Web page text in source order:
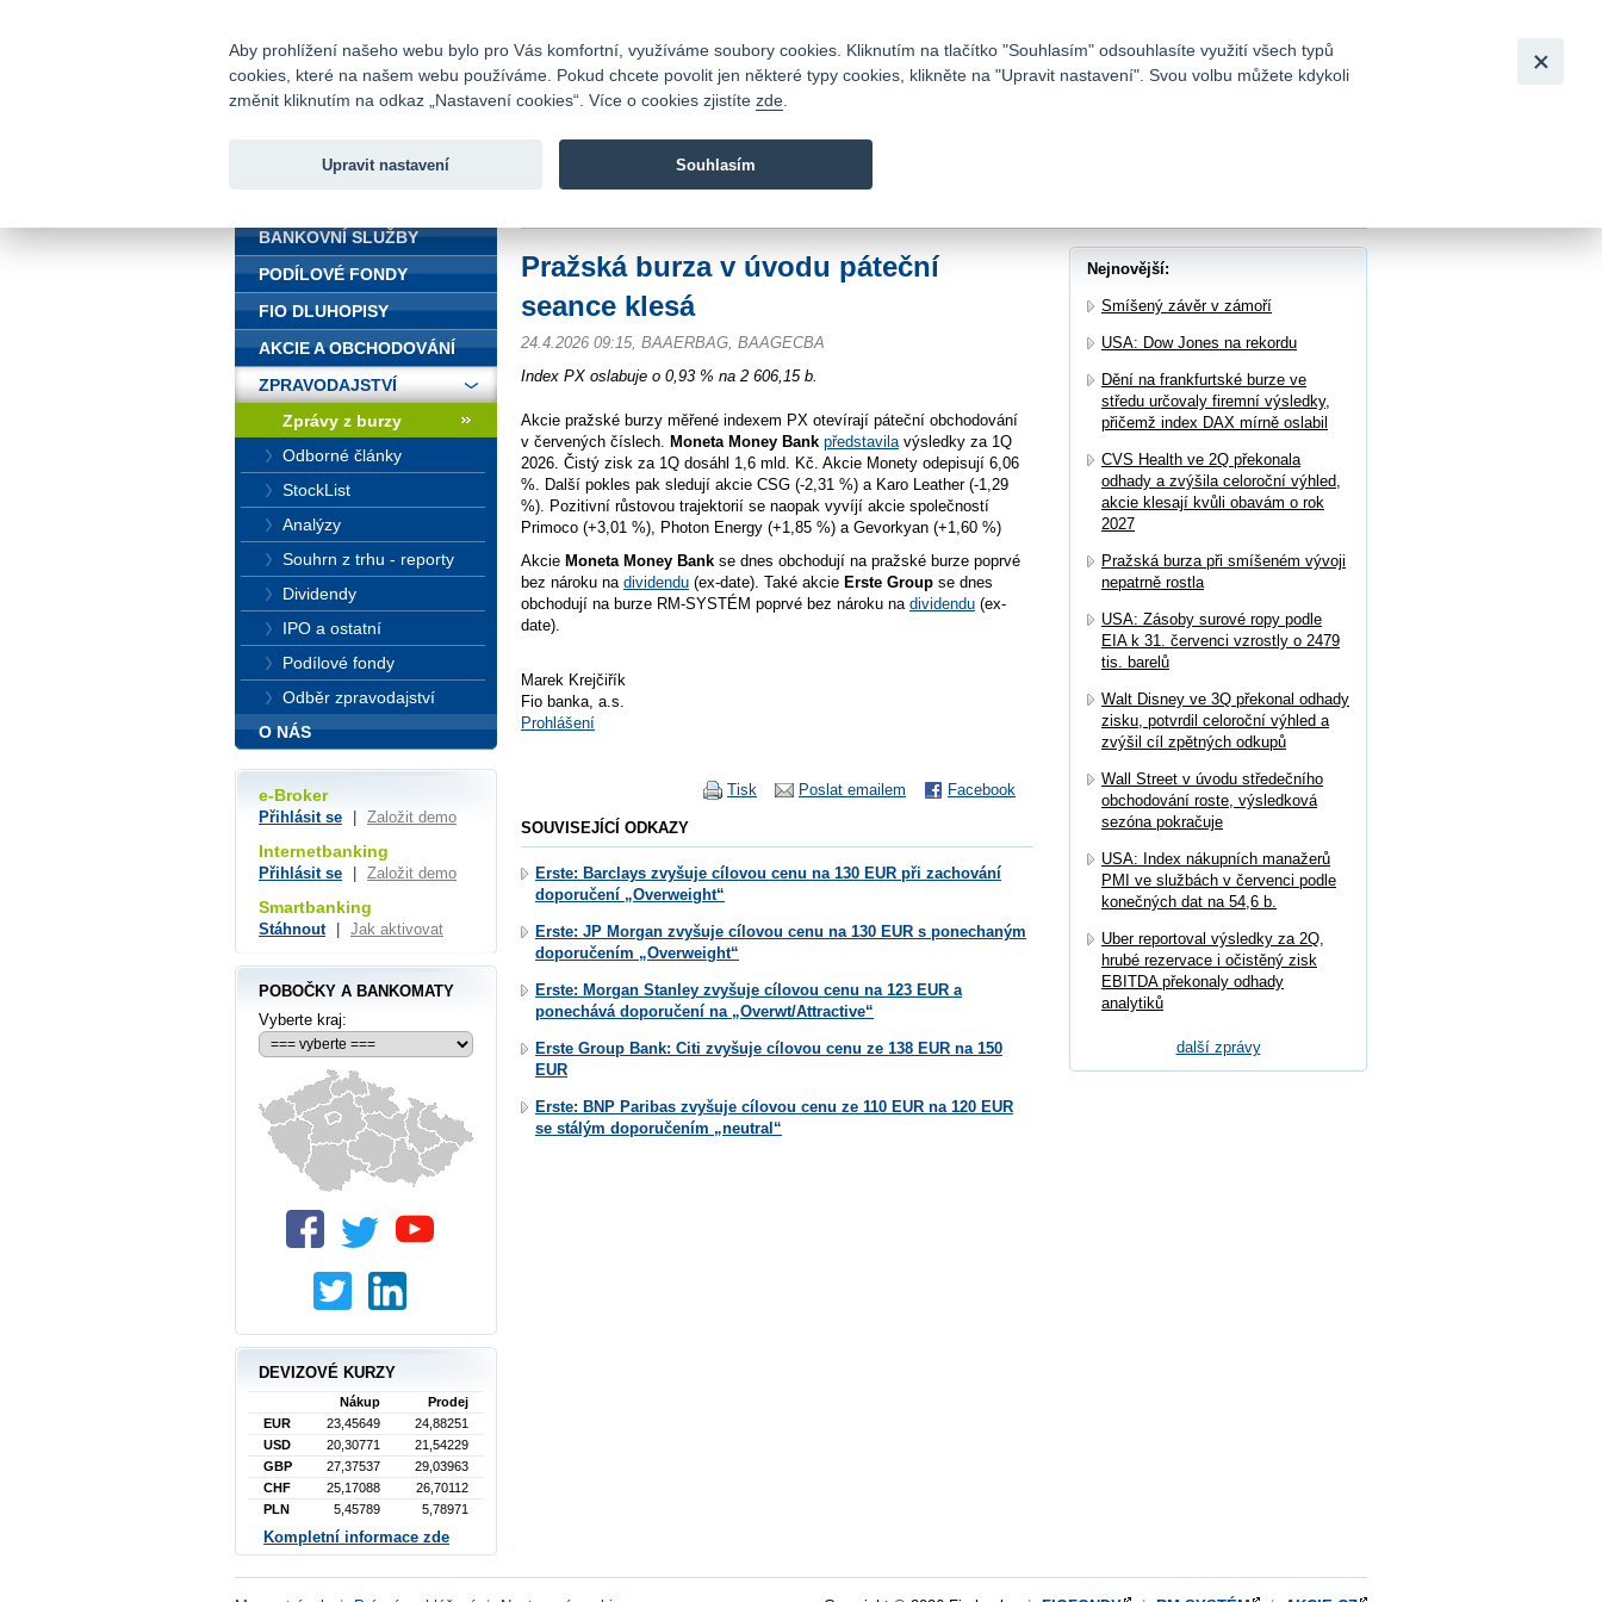
Fio banka
Fio banka je moderní česká banka. Poskytuje účty bez poplatků a
Pražská burza v úvodu páteční
seance klesá
24.4.2026 09:15, BAAERBAG, BAAGECBA
Index PX oslabuje o 0,93 % na 2 606,15 b.
Akcie pražské burzy měřené indexem PX otevírají páteční obchodování
v červených číslech. Moneta Money Bank představilavýsledky za 1Q
2026. Čistý zisk za 1Q dosáhl 1,6 mld. Kč. Akcie Monety odepisují 6,06
%. Další pokles pak sledují akcie CSG (-2,31 %) a Karo Leather (-1,29
%). Pozitivní růstovou trajektorií se naopak vyvíjí akcie společností
Primoco (+3,01 %), Photon Energy (+1,85 %) a Gevorkyan (+1,60 %)
Akcie Moneta Money Bank se dnes obchodují na pražské burze poprvé
bez nároku na dividendu (ex-date). Také akcie Erste Group se dnes
obchodují na burze RM-SYSTÉM poprvé bez nároku na dividendu (ex-
date).
Marek Krejčiřík
Fio banka, a.s.
Prohlášení
Facebook
Poslat emailem
Tisk
SOUVISEJÍCÍ ODKAZY
Erste: Barclays zvyšuje cílovou cenu na 130 EUR při zachování
doporučení „Overweight“
Erste: JP Morgan zvyšuje cílovou cenu na 130 EUR s ponechaným
doporučením „Overweight“
Erste: Morgan Stanley zvyšuje cílovou cenu na 123 EUR a
ponechává doporučení na „Overwt/Attractive“
Erste Group Bank: Citi zvyšuje cílovou cenu ze 138 EUR na 150
EUR
Erste: BNP Paribas zvyšuje cílovou cenu ze 110 EUR na 120 EUR
se stálým doporučením „neutral“
Nejnovější:
Smíšený závěr v zámoří
USA: Dow Jones na rekordu
Dění na frankfurtské burze ve
středu určovaly firemní výsledky,
přičemž index DAX mírně oslabil
CVS Health ve 2Q překonala
odhady a zvýšila celoroční výhled,
akcie klesají kvůli obavám o rok
2027
Pražská burza při smíšeném vývoji
nepatrně rostla
USA: Zásoby surové ropy podle
EIA k 31. červenci vzrostly o 2479
tis. barelů
Walt Disney ve 3Q překonal odhady
zisku, potvrdil celoroční výhled a
zvýšil cíl zpětných odkupů
Wall Street v úvodu středečního
obchodování roste, výsledková
sezóna pokračuje
USA: Index nákupních manažerů
PMI ve službách v červenci podle
konečných dat na 54,6 b.
Uber reportoval výsledky za 2Q,
hrubé rezervace i očistěný zisk
EBITDA překonaly odhady
analytiků
další zprávy
BANKOVNÍ SLUŽBY
PODÍLOVÉ FONDY
FIO DLUHOPISY
AKCIE A OBCHODOVÁNÍ
ZPRAVODAJSTVÍ
Zprávy z burzy
Odborné články
StockList
Analýzy
Souhrn z trhu - reporty
Dividendy
IPO a ostatní
Podílové fondy
Odběr zpravodajství
O NÁS
e-Broker
Přihlásit se Založit demo
Internetbanking
Přihlásit se Založit demo
Smartbanking
Stáhnout Jak aktivovat
POBOČKY A BANKOMATY
Vyberte kraj:
DEVIZOVÉ KURZY
Nákup
Prodej
EUR
23,45649
24,88251
USD
20,30771
21,54229
GBP
27,37537
29,03963
CHF
25,17088
26,70112
PLN
5,45789 5,78971
Kompletní informace zde
Aby prohlížení našeho webu bylo pro Vás komfortní, využíváme soubory cookies. Kliknutím na tlačítko "Souhlasím" odsouhlasíte využití všech typů
cookies, které na našem webu používáme. Pokud chcete povolit jen některé typy cookies, klikněte na "Upravit nastavení". Svou volbu můžete kdykoli
změnit kliknutím na odkaz „Nastavení cookies“. Více o cookies zjistíte zde
Upravit nastavení Souhlasím